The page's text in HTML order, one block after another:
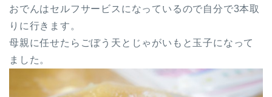
おでんはセルフサービスになっているので自分で3本取
りに行きます。
母親に任せたらごぼう天とじゃがいもと玉子になって
ました。